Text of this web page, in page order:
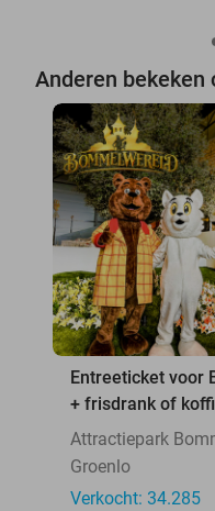
Anderen bekeken
Entreeticket voor
+ frisdrank of
Attractiepark
Groenlo
Verkocht: 34.285